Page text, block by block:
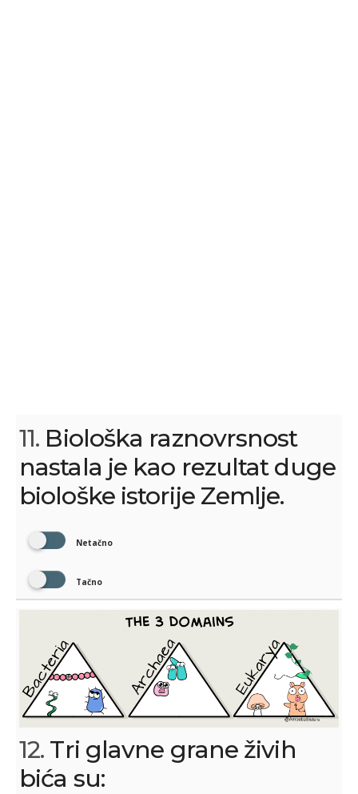
11. Biološka raznovrsnost
nastala je kao rezultat duge
biološke istorije Zemlje.
Netačno
Tačno
12. Tri glavne grane živih
bića su: